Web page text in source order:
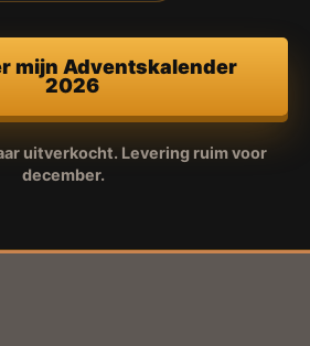
mijn Adventskalender
2026
uitverkocht. Levering ruim voor
december.